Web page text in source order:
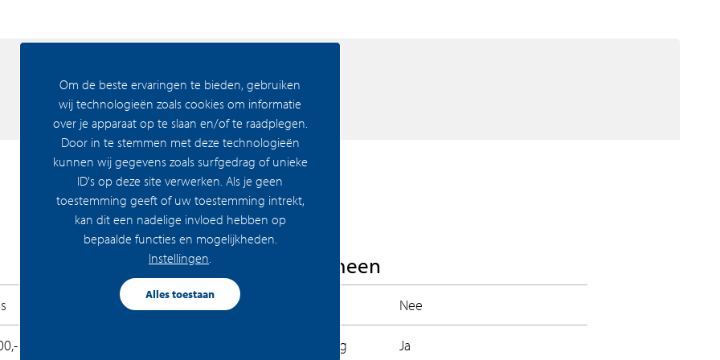
groeien. Zo werd het park het epicentrum
waterpartij, een groen middelpunt voor de
flaneerpark, een voetbalpark of een
park de kinderboerderij, de dierenweide, het
klaar is. Voor de belangrijkste voorzieningen
om de hoek liggen scholen en
voor van alles en nog wat. Ook leuk
Media
Woning Algemeen
Bouwrijp Nee
Permanente bewoning Ja
Om de beste ervaringen te bieden, gebruiken
wij technologieën zoals cookies om informatie
over je apparaat op te slaan en/of te raadplegen.
Door in te stemmen met deze technologieën
kunnen wij gegevens zoals surfgedrag of unieke
ID's op deze site verwerken. Als je geen
toestemming geeft of uw toestemming intrekt,
kan dit een nadelige invloed hebben op
bepaalde functies en mogelijkheden.
Instellingen
Alles toestaan